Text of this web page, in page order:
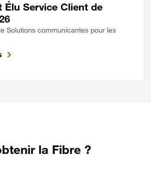
Élu Service Client de
Solutions communicantes pour les
la Fibre ?